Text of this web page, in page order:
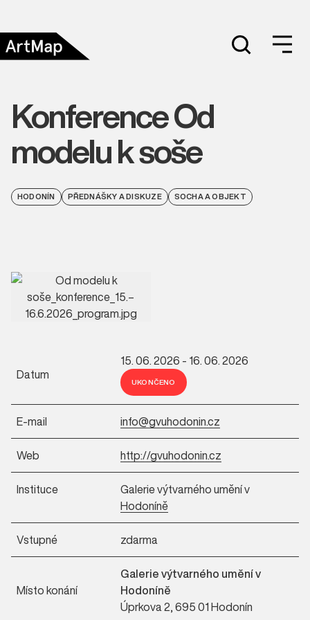
Konference Od
modelu k soše
HODONÍN PŘEDNÁŠKY A DISKUZE SOCHA A OBJEKT
Datum
15. 06. 2026 - 16. 06. 2026
UKONČENO
E-mail info@gvuhodonin.cz
Web http://gvuhodonin.cz
Instituce
Galerie výtvarného umění v
Hodoníně
Vstupné zdarma
Místo konání
Galerie výtvarného umění v
Hodoníně
Úprkova 2, 695 01 Hodonín